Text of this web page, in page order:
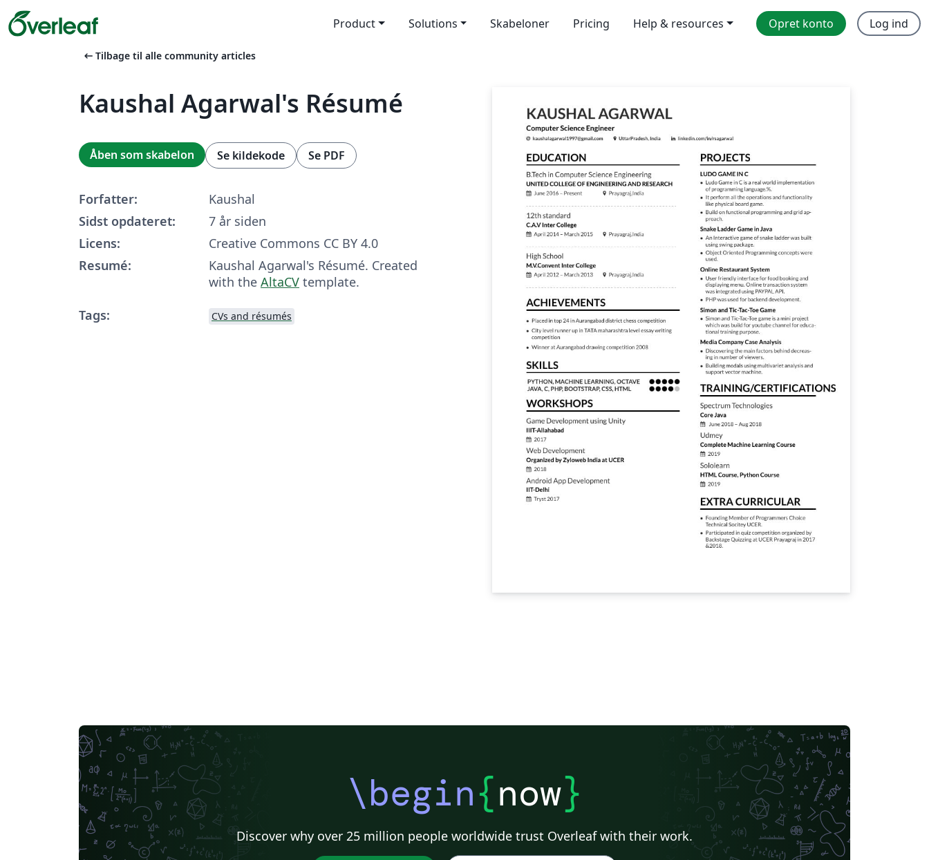
Product Solutions Skabeloner Pricing Help & resources Opret konto Log ind
arrow_left_alt Tilbage til alle community articles
Kaushal Agarwal's Résumé
Åben som skabelon Se kildekode Se PDF
Forfatter:
Kaushal
Sidst opdateret:
7 år siden
Licens:
Creative Commons CC BY 4.0
Resumé:
Kaushal Agarwal's Résumé. Created
with the AltaCV template.
Tags:
CVs and résumés
\begin{now}
Discover why over 25 million people worldwide trust Overleaf with their work.